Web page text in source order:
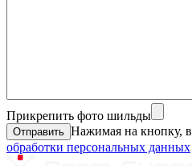
Прикрепить фото шильды
Нажимая на кнопку,
обработки персональных данных